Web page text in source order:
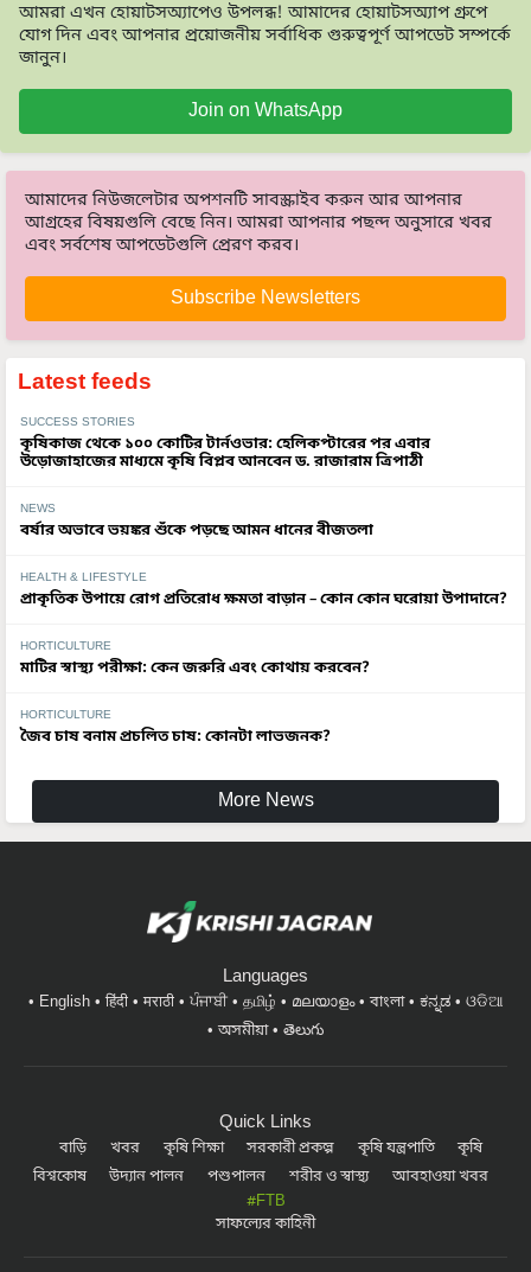
আমরা এখন হোয়াটসঅ্যাপেও উপলব্ধ! আমাদের হোয়াটসঅ্যাপ গ্রুপে
যোগ দিন এবং আপনার প্রয়োজনীয় সর্বাধিক গুরুত্বপূর্ণ আপডেট সম্পর্কে
জানুন।
Join on WhatsApp
আমাদের নিউজলেটার অপশনটি সাবস্ক্রাইব করুন আর আপনার
আগ্রহের বিষয়গুলি বেছে নিন। আমরা আপনার পছন্দ অনুসারে খবর
এবং সর্বশেষ আপডেটগুলি প্রেরণ করব।
Subscribe Newsletters
Latest feeds
SUCCESS STORIES
কৃষিকাজ থেকে ১০০ কোটির টার্নওভার: হেলিকপ্টারের পর এবার
উড়োজাহাজের মাধ্যমে কৃষি বিপ্লব আনবেন ড. রাজারাম ত্রিপাঠী
NEWS
বর্ষার অভাবে ভয়ঙ্কর শুঁকে পড়ছে আমন ধানের বীজতলা
HEALTH & LIFESTYLE
প্রাকৃতিক উপায়ে রোগ প্রতিরোধ ক্ষমতা বাড়ান – কোন কোন ঘরোয়া উপাদানে?
HORTICULTURE
মাটির স্বাস্থ্য পরীক্ষা: কেন জরুরি এবং কোথায় করবেন?
HORTICULTURE
জৈব চাষ বনাম প্রচলিত চাষ: কোনটা লাভজনক?
More News
Languages
English हिंदी मराठी ਪੰਜਾਬੀ தமிழ் മലയാളം বাংলা ಕನ್ನಡ
ଓଡିଆ
অসমীয়া
తెలుగు
Quick Links
বাড়ি খবর কৃষি শিক্ষা সরকারী প্রকল্প কৃষি যন্ত্রপাতি
কৃষি
বিশ্বকোষ
উদ্যান পালন পশুপালন শরীর ও স্বাস্থ্য
আবহাওয়া খবর
#FTB
সাফল্যের কাহিনী